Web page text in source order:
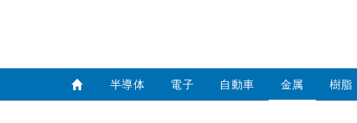
半導体 電子 自動車 金属 樹脂